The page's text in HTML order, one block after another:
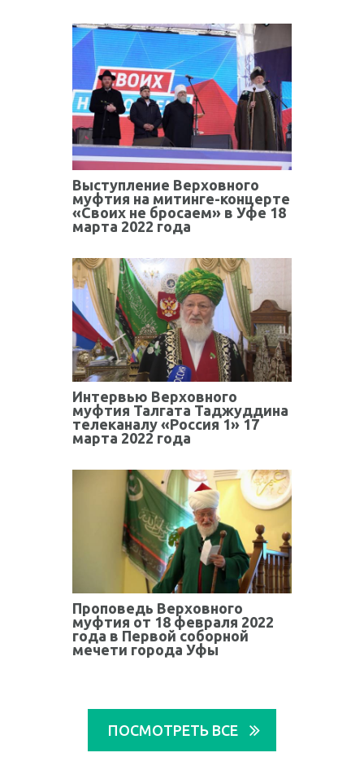
Выступление Верховного
муфтия на митинге-концерте
«Своих не бросаем» в Уфе 18
марта 2022 года
Интервью Верховного
муфтия Талгата Таджуддина
телеканалу «Россия 1» 17
марта 2022 года
Проповедь Верховного
муфтия от 18 февраля 2022
года в Первой соборной
мечети города Уфы
ПОСМОТРЕТЬ ВСЕ